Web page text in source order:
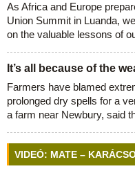
As Africa and Europe
Union Summit in Luanda,
on the valuable lessons of
It’s all because of the
Farmers have blamed
prolonged dry spells for a
a farm near Newbury, said
VIDEÓ: MATE –